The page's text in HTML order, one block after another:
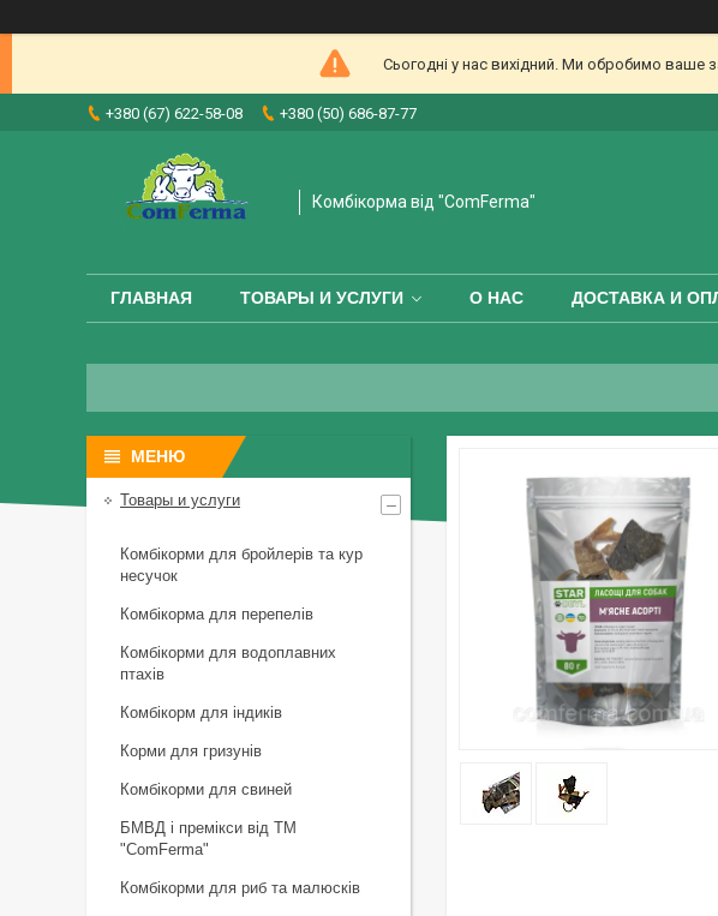
Сьогодні у нас вихідний. Ми обробимо ваше
+380 (67) 622-58-08 +380 (50) 686-87-77
Комбікорма від "ComFerma"
ГЛАВНАЯ ТОВАРЫ И УСЛУГИ О НАС ДОСТАВКА И
Товары и услуги
Комбікорми для бройлерів та кур
несучок
Комбікорма для перепелів
Комбікорми для водоплавних
птахів
Комбікорм для індиків
Корми для гризунів
Комбікорми для свиней
БМВД і премікси від ТМ
"ComFerma"
Комбікорми для риб та малюсків